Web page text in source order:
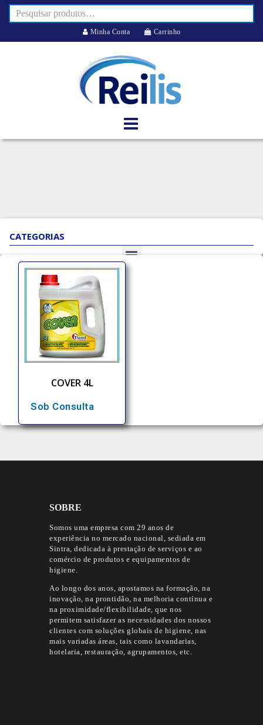
Minha Conta Carrinho
CATEGORIAS
COVER 4L
Sob Consulta
SOBRE
Somos uma empresa com 29 anos de
experiência no mercado nacional, sediada em
Sintra, dedicada à prestação de serviços e ao
comércio de produtos e equipamentos de
higiene.
Ao longo dos anos, apostamos na formação, na
inovação, na prontidão, na melhoria contínua e
na proximidade/flexibilidade, que nos
permitem satisfazer as necessidades dos nossos
clientes com soluções globais de higiene, nas
mais variadas áreas, tais como lavandarias,
hotelaria, restauração, agrupamentos, etc.